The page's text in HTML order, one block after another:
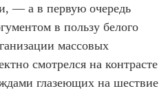
— а в первую очередь
в пользу белого
массовых
смотрелся на контрасте
глазеющих на шествие